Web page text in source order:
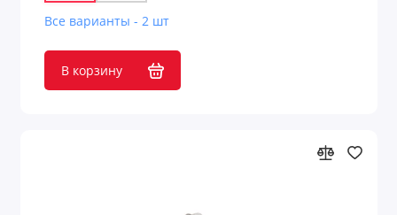
Все варианты - 2 шт
В корзину